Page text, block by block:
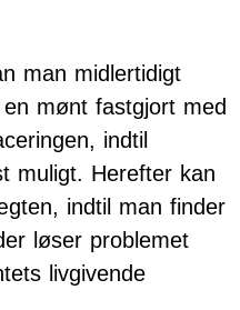
man midlertidigt
mønt fastgjort med
indtil
muligt. Herefter kan
indtil man finder
løser problemet
livgivende